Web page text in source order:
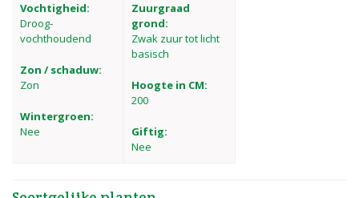
Vochtigheid:
Droog-
vochthoudend
Zon / schaduw:
Zon
Wintergroen:
Nee
Zuurgraad
grond:
Zwak zuur tot licht
basisch
Hoogte in CM:
200
Giftig:
Nee